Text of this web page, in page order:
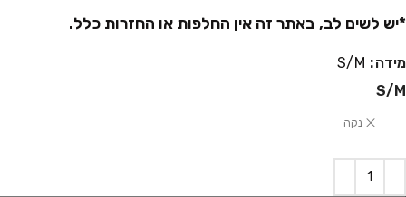
*יש לשים לב, באתר זה אין החלפות או החזרות כלל.
מידה
S/M
S/M
נקה